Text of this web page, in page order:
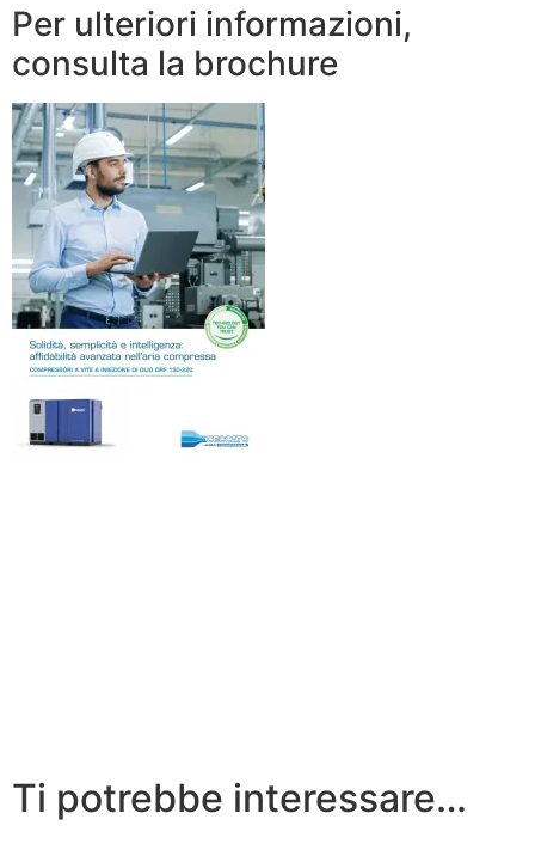
Per ulteriori informazioni,
consulta la brochure
Ti potrebbe interessare…